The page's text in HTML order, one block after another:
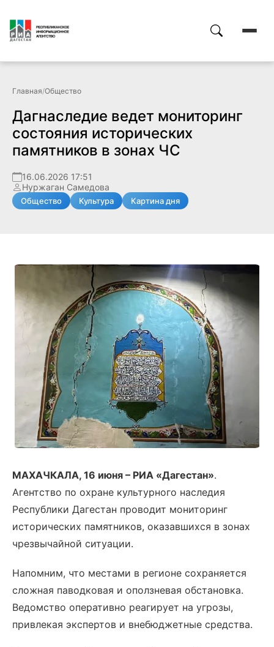
Главная/Общество
Дагнаследие ведет мониторинг
состояния исторических
памятников в зонах ЧС
16.06.2026 17:51
Нуржаган Самедова
Общество Культура Картина дня
МАХАЧКАЛА, 16 июня – РИА «Дагестан».
Агентство по охране культурного наследия
Республики Дагестан проводит мониторинг
исторических памятников, оказавшихся в зонах
чрезвычайной ситуации.
Напомним, что местами в регионе сохраняется
сложная паводковая и оползневая обстановка.
Ведомство оперативно реагирует на угрозы,
привлекая экспертов и внебюджетные средства.